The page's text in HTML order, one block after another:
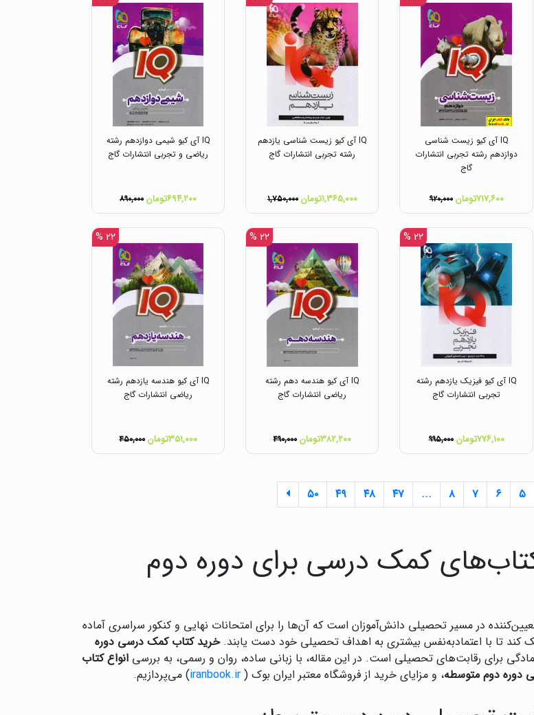
IQ آی کیو زیست شناسی
دوازدهم رشته تجربی انتشارات
گاج
۷۱۷,۶۰۰تومان ۹۲۰,۰۰۰
IQ آی کیو زیست شناسی یازدهم
رشته تجربی انتشارات گاج
۱,۳۶۵,۰۰۰تومان ۱,۷۵۰,۰۰۰
IQ آی کیو شیمی دوازدهم رشته
ریاضی و تجربی انتشارات گاج
۶۹۴,۲۰۰تومان ۸۹۰,۰۰۰
۲۲ %
IQ آی کیو فیزیک یازدهم رشته
تجربی انتشارات گاج
۷۷۶,۱۰۰تومان ۹۹۵,۰۰۰
۲۲ %
IQ آی کیو هندسه دهم رشته
ریاضی انتشارات گاج
۳۸۲,۲۰۰تومان ۴۹۰,۰۰۰
۲۲ %
IQ آی کیو هندسه یازدهم رشته
ریاضی انتشارات گاج
۳۵۱,۰۰۰تومان ۴۵۰,۰۰۰
۵ ۶ ۷ ۸ ... ۴۷ ۴۸ ۴۹ ۵۰
کمک درسی برای دوره دوم
در مسیر تحصیلی دانش‌آموزان است که آن‌ها را برای امتحانات نهایی و کنکور سراسری آماده
کند تا با اعتمادبه‌نفس بیشتری به اهداف تحصیلی خود دست یابند.خرید کتاب کمک درسی دوره
برای رقابت‌های تحصیلی است. در این مقاله، با زبانی ساده، روان و رسمی، به بررسی انواع کتاب
دوره دوم متوسطه، و مزایای خرید از فروشگاه معتبر ایران بوک ( iranbook.ir) می‌پردازیم.